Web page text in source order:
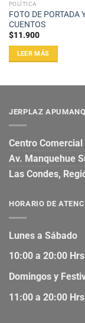
POLÍTICA
FOTO DE PORTADA
CUENTOS
$11.900
LEER MÁS
JERPLAZ
Centro
Av. Manquehue
Las Condes,
HORARIO DE
Lunes a Sábado
10:00 a 20:00
Domingos y
11:00 a 20:00